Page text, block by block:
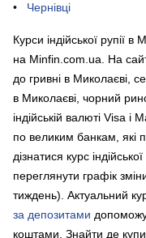
Чернівці
Курси індійської рупії
на Minfin.com.ua. На
до гривні в Миколаєві,
в Миколаєві, чорний
індійській валюті Visa і
по великим банкам, які
дізнатися курс
переглянути графік
тиждень). Актуальний
за депозитами
коштами. Знайти де